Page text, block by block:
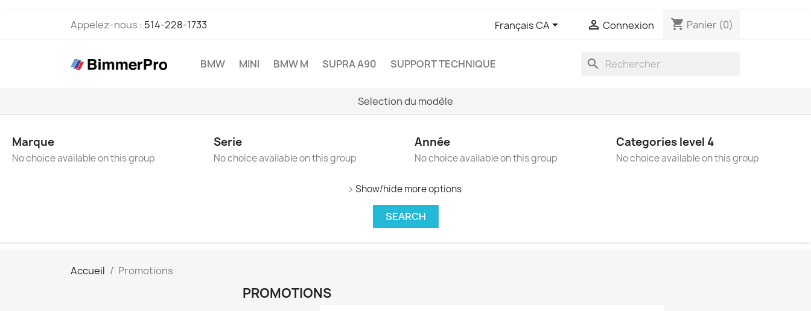
Appelez-nous : 514-228-1733 Français CA  Connexion shopping_cart Panier (0)
BMW MINI BMW M SUPRA A90 SUPPORT TECHNIQUE search
Selection du modèle
Marque
No choice available on this group
Serie
No choice available on this group
Année
No choice available on this group
Categories level 4
No choice available on this group
Show/hide more options
Accueil Promotions
PROMOTIONS